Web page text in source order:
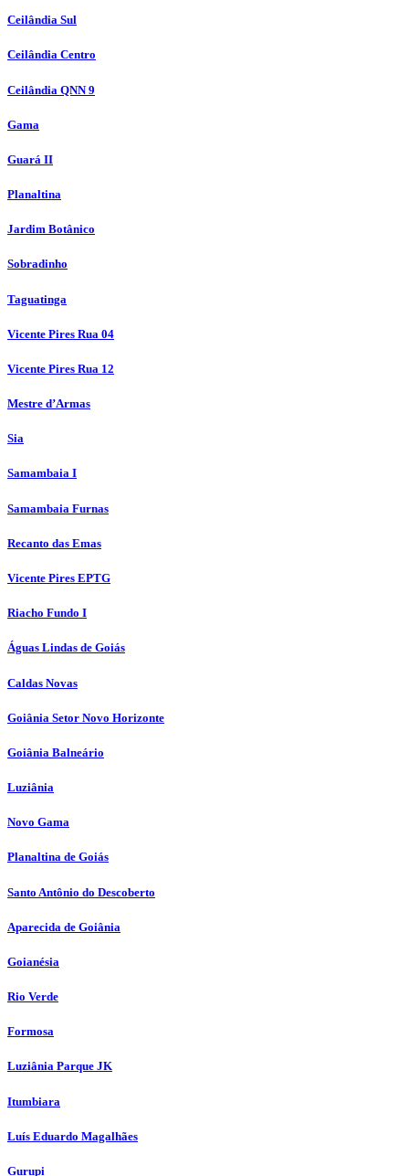
Ceilândia Sul
Ceilândia Centro
Ceilândia QNN 9
Gama
Guará II
Planaltina
Jardim Botânico
Sobradinho
Taguatinga
Vicente Pires Rua 04
Vicente Pires Rua 12
Mestre d’Armas
Sia
Samambaia I
Samambaia Furnas
Recanto das Emas
Vicente Pires EPTG
Riacho Fundo I
Águas Lindas de Goiás
Caldas Novas
Goiânia Setor Novo Horizonte
Goiânia Balneário
Luziânia
Novo Gama
Planaltina de Goiás
Santo Antônio do Descoberto
Aparecida de Goiânia
Goianésia
Rio Verde
Formosa
Luziânia Parque JK
Itumbiara
Luís Eduardo Magalhães
Gurupi